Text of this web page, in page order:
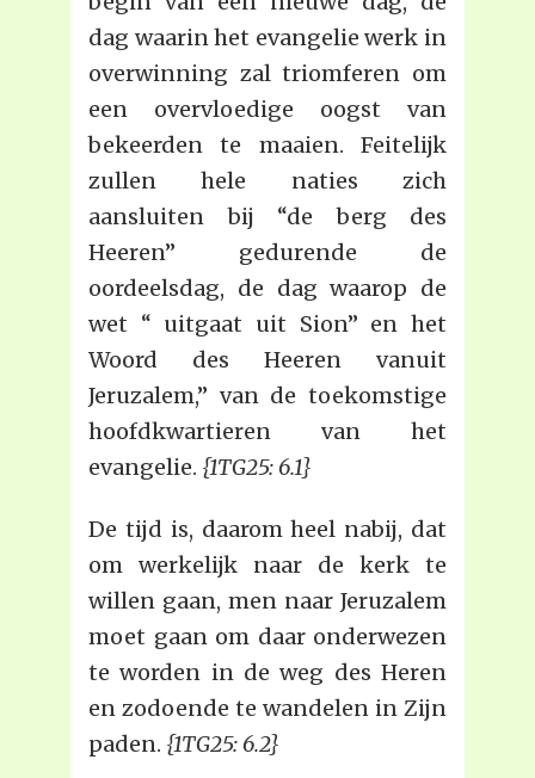
dag waarin het evangelie werk in
overwinning zal triomferen om
een overvloedige oogst van
bekeerden te maaien. Feitelijk
zullen hele naties zich
aansluiten bij “de berg des
Heeren” gedurende de
oordeelsdag, de dag waarop de
wet “ uitgaat uit Sion” en het
Woord des Heeren vanuit
Jeruzalem,” van de toekomstige
hoofdkwartieren van het
evangelie. {1TG25: 6.1}
De tijd is, daarom heel nabij, dat
om werkelijk naar de kerk te
willen gaan, men naar Jeruzalem
moet gaan om daar onderwezen
te worden in de weg des Heren
en zodoende te wandelen in Zijn
paden. {1TG25: 6.2}